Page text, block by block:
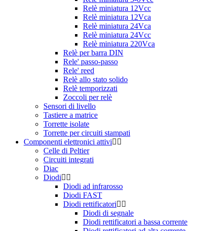
Relè miniatura 12Vcc
Relè miniatura 12Vca
Relè miniatura 24Vca
Relè miniatura 24Vcc
Relè miniatura 220Vca
Relè per barra DIN
Rele' passo-passo
Rele' reed
Relè allo stato solido
Relè temporizzati
Zoccoli per relè
Sensori di livello
Tastiere a matrice
Torrette isolate
Torrette per circuiti stampati
Componenti elettronici attivi
Celle di Peltier
Circuiti integrati
Diac
Diodi
Diodi ad infrarosso
Diodi FAST
Diodi rettificatori
Diodi di segnale
Diodi rettificatori a bassa corrente